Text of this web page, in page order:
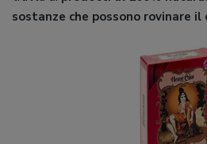
sostanze che possono rovinare il